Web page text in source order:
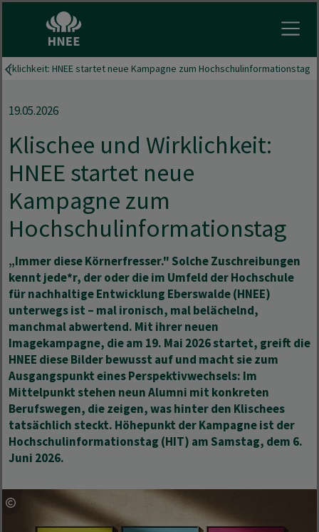
HNEE startet neue Kampagne zum Hochschulinformationstag
19.05.2026
Klischee und Wirklichkeit:
HNEE startet neue
Kampagne zum
Hochschulinformationstag
„Immer diese Körnerfresser." Solche Zuschreibungen
kennt jede*r, der oder die im Umfeld der Hochschule
für nachhaltige Entwicklung Eberswalde (HNEE)
unterwegs ist – mal ironisch, mal belächelnd,
manchmal abwertend. Mit ihrer neuen
Imagekampagne, die am 19. Mai 2026 startet, greift die
HNEE diese Bilder bewusst auf und macht sie zum
Ausgangspunkt eines Perspektivwechsels: Im
Mittelpunkt stehen neun Alumni mit konkreten
Berufswegen, die zeigen, was hinter den Klischees
tatsächlich steckt. Höhepunkt der Kampagne ist der
Hochschulinformationstag (HIT) am Samstag, dem 6.
Juni 2026.